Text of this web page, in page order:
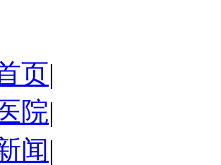
页|
院|
闻|